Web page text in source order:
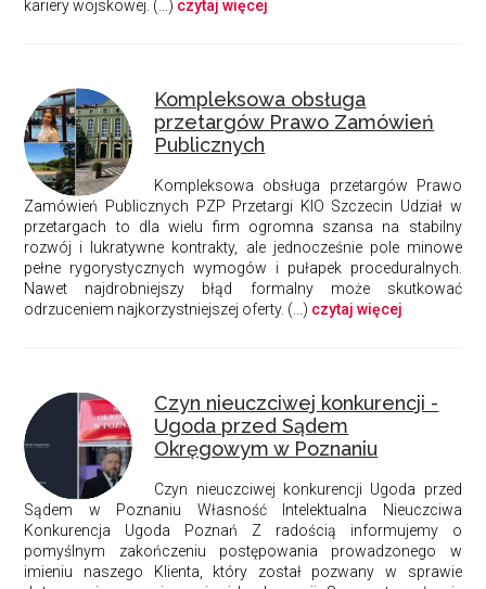
kariery wojskowej. (...) czytaj więcej
Kompleksowa obsługa
przetargów Prawo Zamówień
Publicznych
Kompleksowa obsługa przetargów Prawo
Zamówień Publicznych PZP Przetargi KIO Szczecin Udział w
przetargach to dla wielu firm ogromna szansa na stabilny
rozwój i lukratywne kontrakty, ale jednocześnie pole minowe
pełne rygorystycznych wymogów i pułapek proceduralnych.
Nawet najdrobniejszy błąd formalny może skutkować
odrzuceniem najkorzystniejszej oferty. (...) czytaj więcej
Czyn nieuczciwej konkurencji -
Ugoda przed Sądem
Okręgowym w Poznaniu
Czyn nieuczciwej konkurencji Ugoda przed
Sądem w Poznaniu
Własność Intelektualna
Nieuczciwa
Konkurencja
Ugoda Poznań Z radością informujemy o
pomyślnym zakończeniu postępowania prowadzonego w
imieniu naszego Klienta, który został pozwany w sprawie